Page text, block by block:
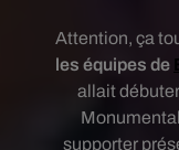
Attention, ça
les équipes de
allait
supporter